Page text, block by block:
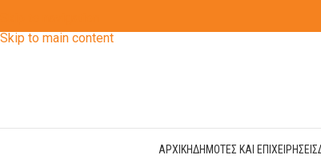
Skip to main content
ΑΡΧΙΚΗΔΗΜΟΤΕΣ ΚΑΙ ΕΠΙΧΕΙΡΗΣΕΙΣ